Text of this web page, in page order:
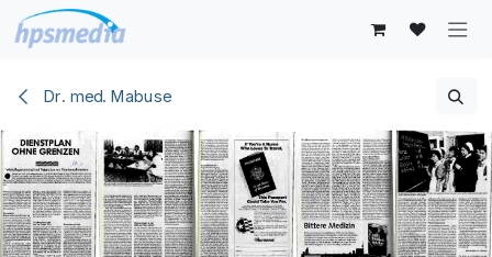
Zum Inhalt springen
Dr. med. Mabuse